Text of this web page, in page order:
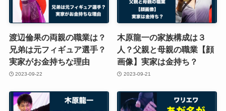
渡辺倫果の両親の職業は？
兄弟は元フィギュア選手？
実家がお金持ちな理由
2023-09-22
木原龍一の家族構成は３
人？父親と母親の職業【顔
画像】実家は金持ち？
2023-09-21